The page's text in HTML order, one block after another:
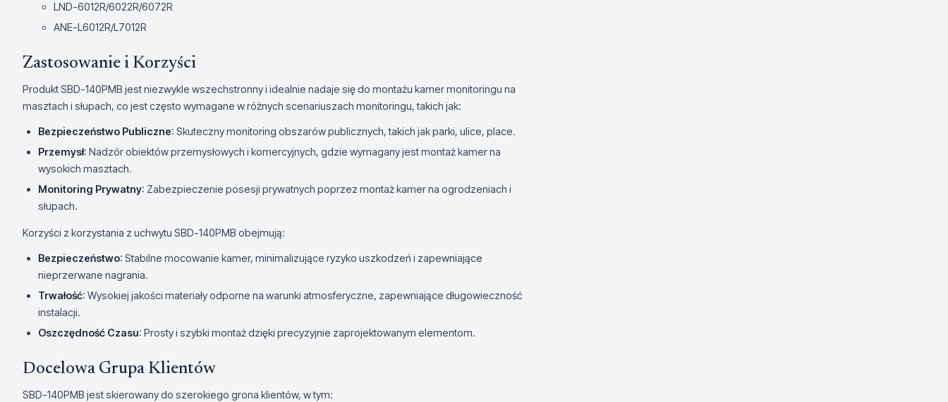
LND-6012R/6022R/6072R
ANE-L6012R/L7012R
Zastosowanie i Korzyści
Produkt SBD-140PMB jest niezwykle wszechstronny i idealnie nadaje się do montażu kamer monitoringu na
masztach i słupach, co jest często wymagane w różnych scenariuszach monitoringu, takich jak:
Bezpieczeństwo Publiczne: Skuteczny monitoring obszarów publicznych, takich jak parki, ulice, place.
Przemysł: Nadzór obiektów przemysłowych i komercyjnych, gdzie wymagany jest montaż kamer na
wysokich masztach.
Monitoring Prywatny: Zabezpieczenie posesji prywatnych poprzez montaż kamer na ogrodzeniach i
słupach.
Korzyści z korzystania z uchwytu SBD-140PMB obejmują:
Bezpieczeństwo: Stabilne mocowanie kamer, minimalizujące ryzyko uszkodzeń i zapewniające
nieprzerwane nagrania.
Trwałość: Wysokiej jakości materiały odporne na warunki atmosferyczne, zapewniające długowieczność
instalacji.
Oszczędność Czasu: Prosty i szybki montaż dzięki precyzyjnie zaprojektowanym elementom.
Docelowa Grupa Klientów
SBD-140PMB jest skierowany do szerokiego grona klientów, w tym: